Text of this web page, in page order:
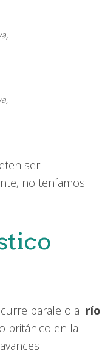
ser
no teníamos
paralelo al río
británico en la